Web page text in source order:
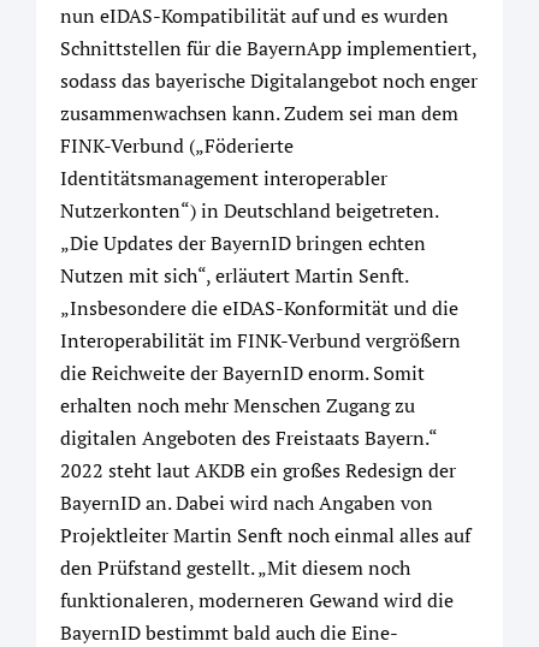
nun eIDAS-Kompatibilität auf und es wurden
Schnittstellen für die BayernApp implementiert,
sodass das bayerische Digitalangebot noch enger
zusammenwachsen kann. Zudem sei man dem
FINK-Verbund („Föderierte
Identitätsmanagement interoperabler
Nutzerkonten“) in Deutschland beigetreten.
„Die Updates der BayernID bringen echten
Nutzen mit sich“, erläutert Martin Senft.
„Insbesondere die eIDAS-Konformität und die
Interoperabilität im FINK-Verbund vergrößern
die Reichweite der BayernID enorm. Somit
erhalten noch mehr Menschen Zugang zu
digitalen Angeboten des Freistaats Bayern.“
2022 steht laut AKDB ein großes Redesign der
BayernID an. Dabei wird nach Angaben von
Projektleiter Martin Senft noch einmal alles auf
den Prüfstand gestellt. „Mit diesem noch
funktionaleren, moderneren Gewand wird die
BayernID bestimmt bald auch die Eine-